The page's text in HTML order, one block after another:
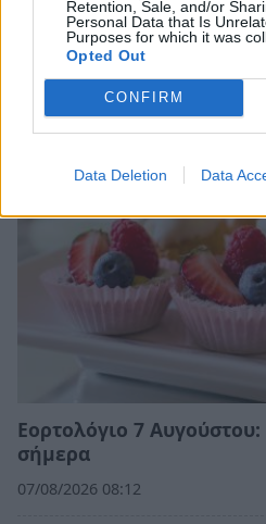
Retention, Sale, and/or
Personal Data that Is
Purposes for which it was
Opted Out
CONFIRM
Data Deletion Data
Σχετικά Άρθρα
Εορτολόγιο 7 Αυγούστου:
σήμερα
07/08/2026 08:12